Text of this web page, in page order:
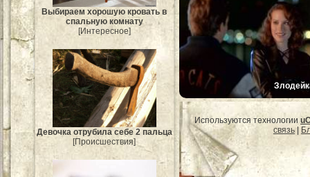
Выбираем хорошую кровать в
спальную комнату
[Интересное]
Девочка отрубила себе 2 пальца
[Происшествия]
Используются технологии
связь